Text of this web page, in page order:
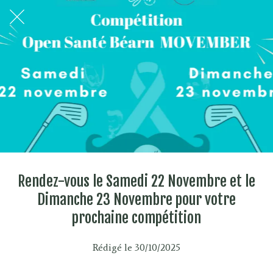
Rendez-vous le Samedi 22 Novembre et le
Dimanche 23 Novembre pour votre
prochaine compétition
Rédigé le 30/10/2025